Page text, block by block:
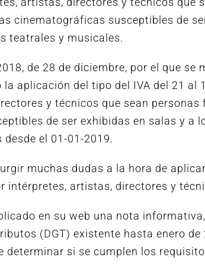
cinematográficas susceptibles de
teatrales y musicales.
de 28 de diciembre, por el que
la aplicación del tipo del IVA del 21 al
y técnicos que sean
de ser exhibidas en salas y a
el 01-01-2019.
muchas dudas a la hora de
intérpretes, artistas, directores y
en su web una nota
(DGT) existente hasta enero
determinar si se cumplen los